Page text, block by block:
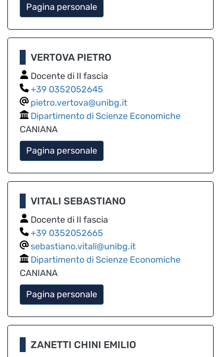
Pagina personale
VERTOVA PIETRO
Docente di II fascia
0352052645
pietro.vertova@unibg.it
Dipartimento di Scienze Economiche
CANIANA
Pagina personale
VITALI SEBASTIANO
Docente di II fascia
0352052665
sebastiano.vitali@unibg.it
Dipartimento di Scienze Economiche
CANIANA
Pagina personale
ZANETTI CHINI EMILIO